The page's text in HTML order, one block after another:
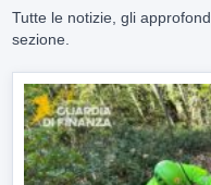
Tutte le notizie, gli
sezione.